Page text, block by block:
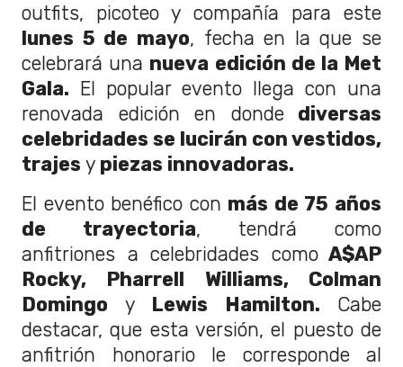
outfits, picoteo y compañía para este
lunes 5 de mayo, fecha en la que se
celebrará una nueva edición de la Met
Gala. El popular evento llega con una
renovada edición en dondediversas
celebridades se lucirán con vestidos,
trajes y piezas innovadoras.
El evento benéfico con más de 75 años
de trayectoria, tendrá como
anfitriones a celebridades comoA$AP
Rocky, Pharrell Williams, Colman
Domingo yLewis Hamilton. Cabe
destacar, que esta versión, el puesto de
anfitrión honorario le corresponde al